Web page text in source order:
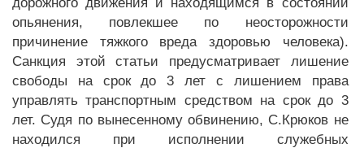
опьянения, повлекшее по неосторожности
причинение тяжкого вреда здоровью человека).
Санкция этой статьи предусматривает лишение
свободы на срок до 3 лет с лишением права
управлять транспортным средством на срок до 3
лет. Судя по вынесенному обвинению, С.Крюков не
находился при исполнении служебных